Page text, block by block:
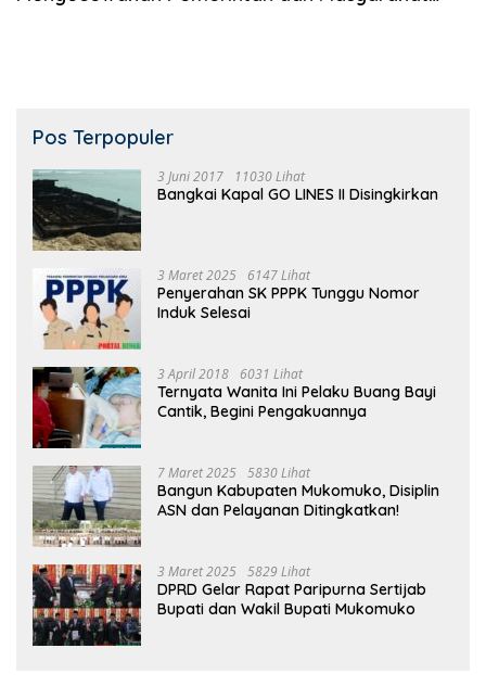
Pos Terpopuler
3 Juni 2017 11030 Lihat
Bangkai Kapal GO LINES II Disingkirkan
3 Maret 2025 6147 Lihat
Penyerahan SK PPPK Tunggu Nomor
Induk Selesai
3 April 2018 6031 Lihat
Ternyata Wanita Ini Pelaku Buang Bayi
Cantik, Begini Pengakuannya
7 Maret 2025 5830 Lihat
Bangun Kabupaten Mukomuko, Disiplin
ASN dan Pelayanan Ditingkatkan!
3 Maret 2025 5829 Lihat
DPRD Gelar Rapat Paripurna Sertijab
Bupati dan Wakil Bupati Mukomuko